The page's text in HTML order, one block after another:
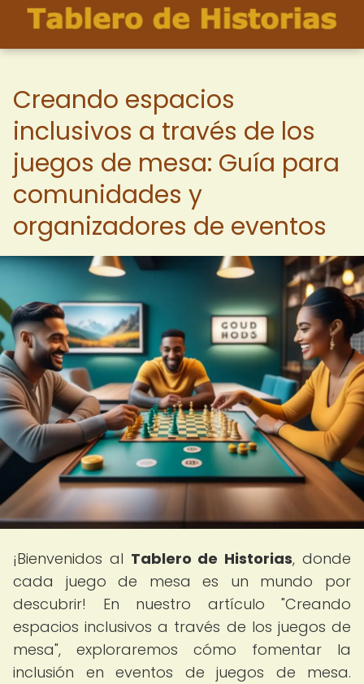
Creando espacios
inclusivos a través de los
juegos de mesa: Guía para
comunidades y
organizadores de eventos
¡Bienvenidos al Tablero de Historias, donde
cada juego de mesa es un mundo por
descubrir! En nuestro artículo "Creando
espacios inclusivos a través de los juegos de
mesa", exploraremos cómo fomentar la
inclusión en eventos de juegos de mesa.